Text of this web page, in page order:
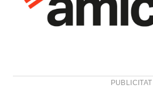
PUBLICITAT